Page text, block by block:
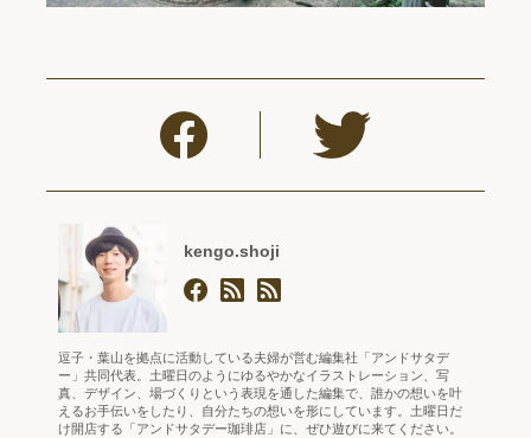
kengo.shoji
逗子・葉山を拠点に活動している夫婦が営む編集社「アンドサタデ
ー」共同代表。土曜日のようにゆるやかなイラストレーション、写
真、デザイン、場づくりという表現を通した編集で、誰かの想いを叶
えるお手伝いをしたり、自分たちの想いを形にしています。土曜日だ
け開店する「アンドサタデー珈琲店」に、ぜひ遊びに来てください。